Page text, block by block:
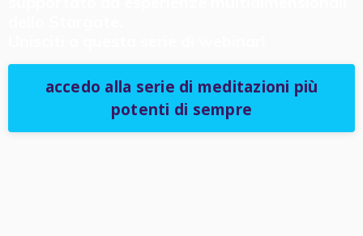
accedo alla serie di meditazioni più
potenti di sempre